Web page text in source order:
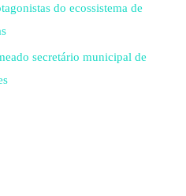
do ecossistema de
secretário municipal de